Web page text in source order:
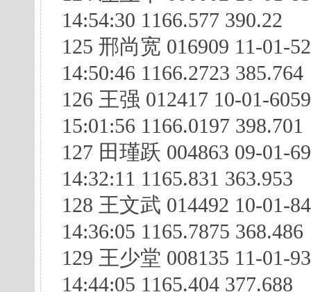
14:54:30 1166.577 390.22
125 邢尚宽 016909 11-01-
14:50:46 1166.2723 385.764
126 王强 012417 10-01-
15:01:56 1166.0197 398.701
127 田瑾跃 004863 09-01-
14:32:11 1165.831 363.953
128 王文武 014492 10-01-
14:36:05 1165.7875 368.486
129 王少堂 008135 11-01-
14:44:05 1165.404 377.688